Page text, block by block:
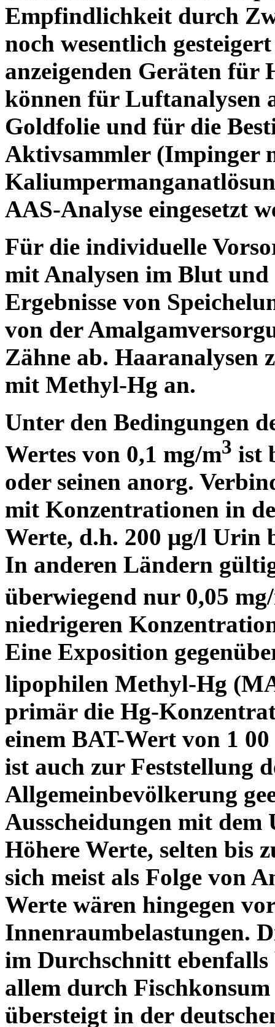
Empfindlichkeit durch
noch wesentlich
anzeigenden Geräten für
können für Luftanalysen
Goldfolie und für die
Aktivsammler (Impinger
AAS-Analyse eingesetzt
Für die individuelle
mit Analysen im Blut
Ergebnisse von
von der
Zähne ab. Haaranalysen
mit Methyl-Hg an.
Unter den Bedingungen
Wertes von 0,1 mg/m3 ist
oder seinen anorg.
mit Konzentrationen in
Werte, d.h. 200 µg/l Urin
In anderen Ländern
überwiegend nur 0,05
niedrigeren
Eine Exposition
lipophilen Methyl-Hg
primär die Hg-
einem BAT-Wert von 1
ist auch zur Feststellung
Allgemeinbevölkerung
Ausscheidungen mit
Höhere Werte, selten bis
sich meist als Folge von
Werte wären hingegen
Innenraumbelastungen.
im Durchschnitt
allem durch
übersteigt in der